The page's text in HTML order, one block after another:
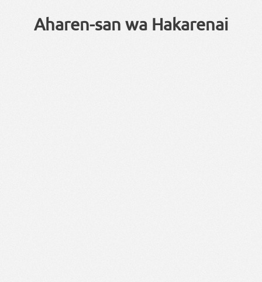
Aharen-san wa Hakarenai